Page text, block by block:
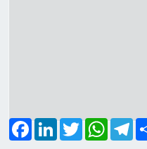
FacebookLinkedInTwitterWhatsApp